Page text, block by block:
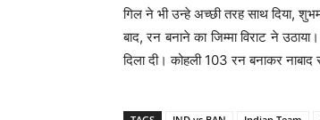
गिल ने भी उन्हे अच्छी तरह साथ दिया,
बाद, रन बनाने का जिम्मा विराट ने
दिला दी। कोहली 103 रन बनाकर